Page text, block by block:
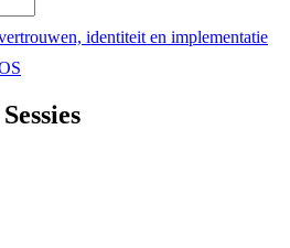
identiteit en implementatie